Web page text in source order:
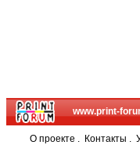
www.print-
О проекте . Контакты .